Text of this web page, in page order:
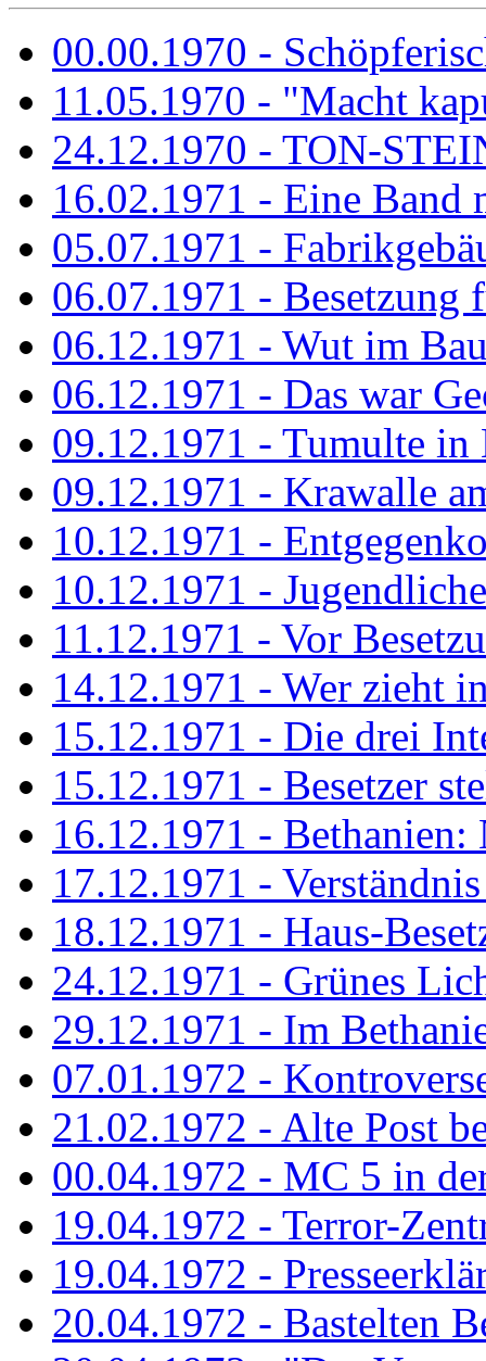
00.00.1970 -
11.05.1970 - "Macht
24.12.1970 - TON-
16.02.1971 - Eine Band
05.07.1971 -
06.07.1971 - Besetzung
06.12.1971 - Wut im
06.12.1971 - Das war
09.12.1971 - Tumulte in
09.12.1971 - Krawalle
10.12.1971 -
10.12.1971 -
11.12.1971 - Vor
14.12.1971 - Wer zieht
15.12.1971 - Die drei
15.12.1971 - Besetzer
16.12.1971 - Bethanien:
17.12.1971 -
18.12.1971 - Haus-
24.12.1971 - Grünes
29.12.1971 - Im
07.01.1972 -
21.02.1972 - Alte Post
00.04.1972 - MC 5 in
19.04.1972 - Terror-
19.04.1972 -
20.04.1972 - Bastelten